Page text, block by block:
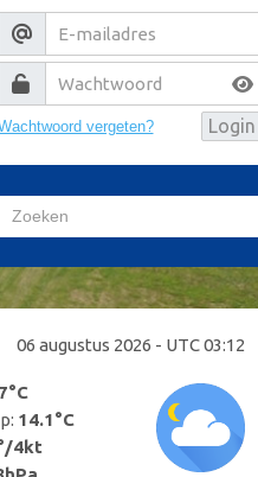
vergeten?
06 augustus 2026 - UTC03:12
14.1°C
/4kt